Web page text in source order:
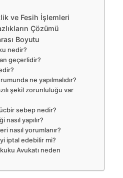
ve Fesih İşlemleri
Çözümü
Boyutu
nedir?
geçerlidir?
ne yapılmalıdır?
şekil zorunluluğu var
sebep nedir?
nasıl yapılır?
nasıl yorumlanır?
iptal edebilir mi?
Avukatı neden